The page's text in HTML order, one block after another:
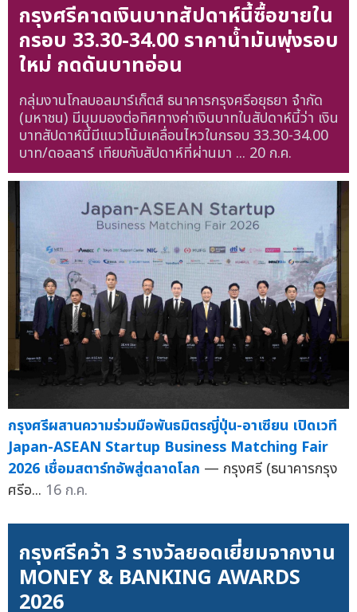
กรุงศรีคาดเงินบาทสัปดาห์นี้ซื้อขายใน
กรอบ 33.30-34.00 ราคาน้ำมันพุ่งรอบ
ใหม่ กดดันบาทอ่อน
กลุ่มงานโกลบอลมาร์เก็ตส์ ธนาคารกรุงศรีอยุธยา จำกัด
(มหาชน) มีมุมมองต่อทิศทางค่าเงินบาทในสัปดาห์นี้ว่า เงิน
บาทสัปดาห์นี้มีแนวโน้มเคลื่อนไหวในกรอบ 33.30-34.00
บาท/ดอลลาร์ เทียบกับสัปดาห์ที่ผ่านมา ... 20 ก.ค.
กรุงศรีผสานความร่วมมือพันธมิตรญี่ปุ่น-อาเซียน เปิดเวที
Japan-ASEAN Startup Business Matching Fair
2026 เชื่อมสตาร์ทอัพสู่ตลาดโลก — กรุงศรี (ธนาคารกรุง
ศรีอ... 16 ก.ค.
กรุงศรีคว้า 3 รางวัลยอดเยี่ยมจากงาน
MONEY & BANKING AWARDS
2026